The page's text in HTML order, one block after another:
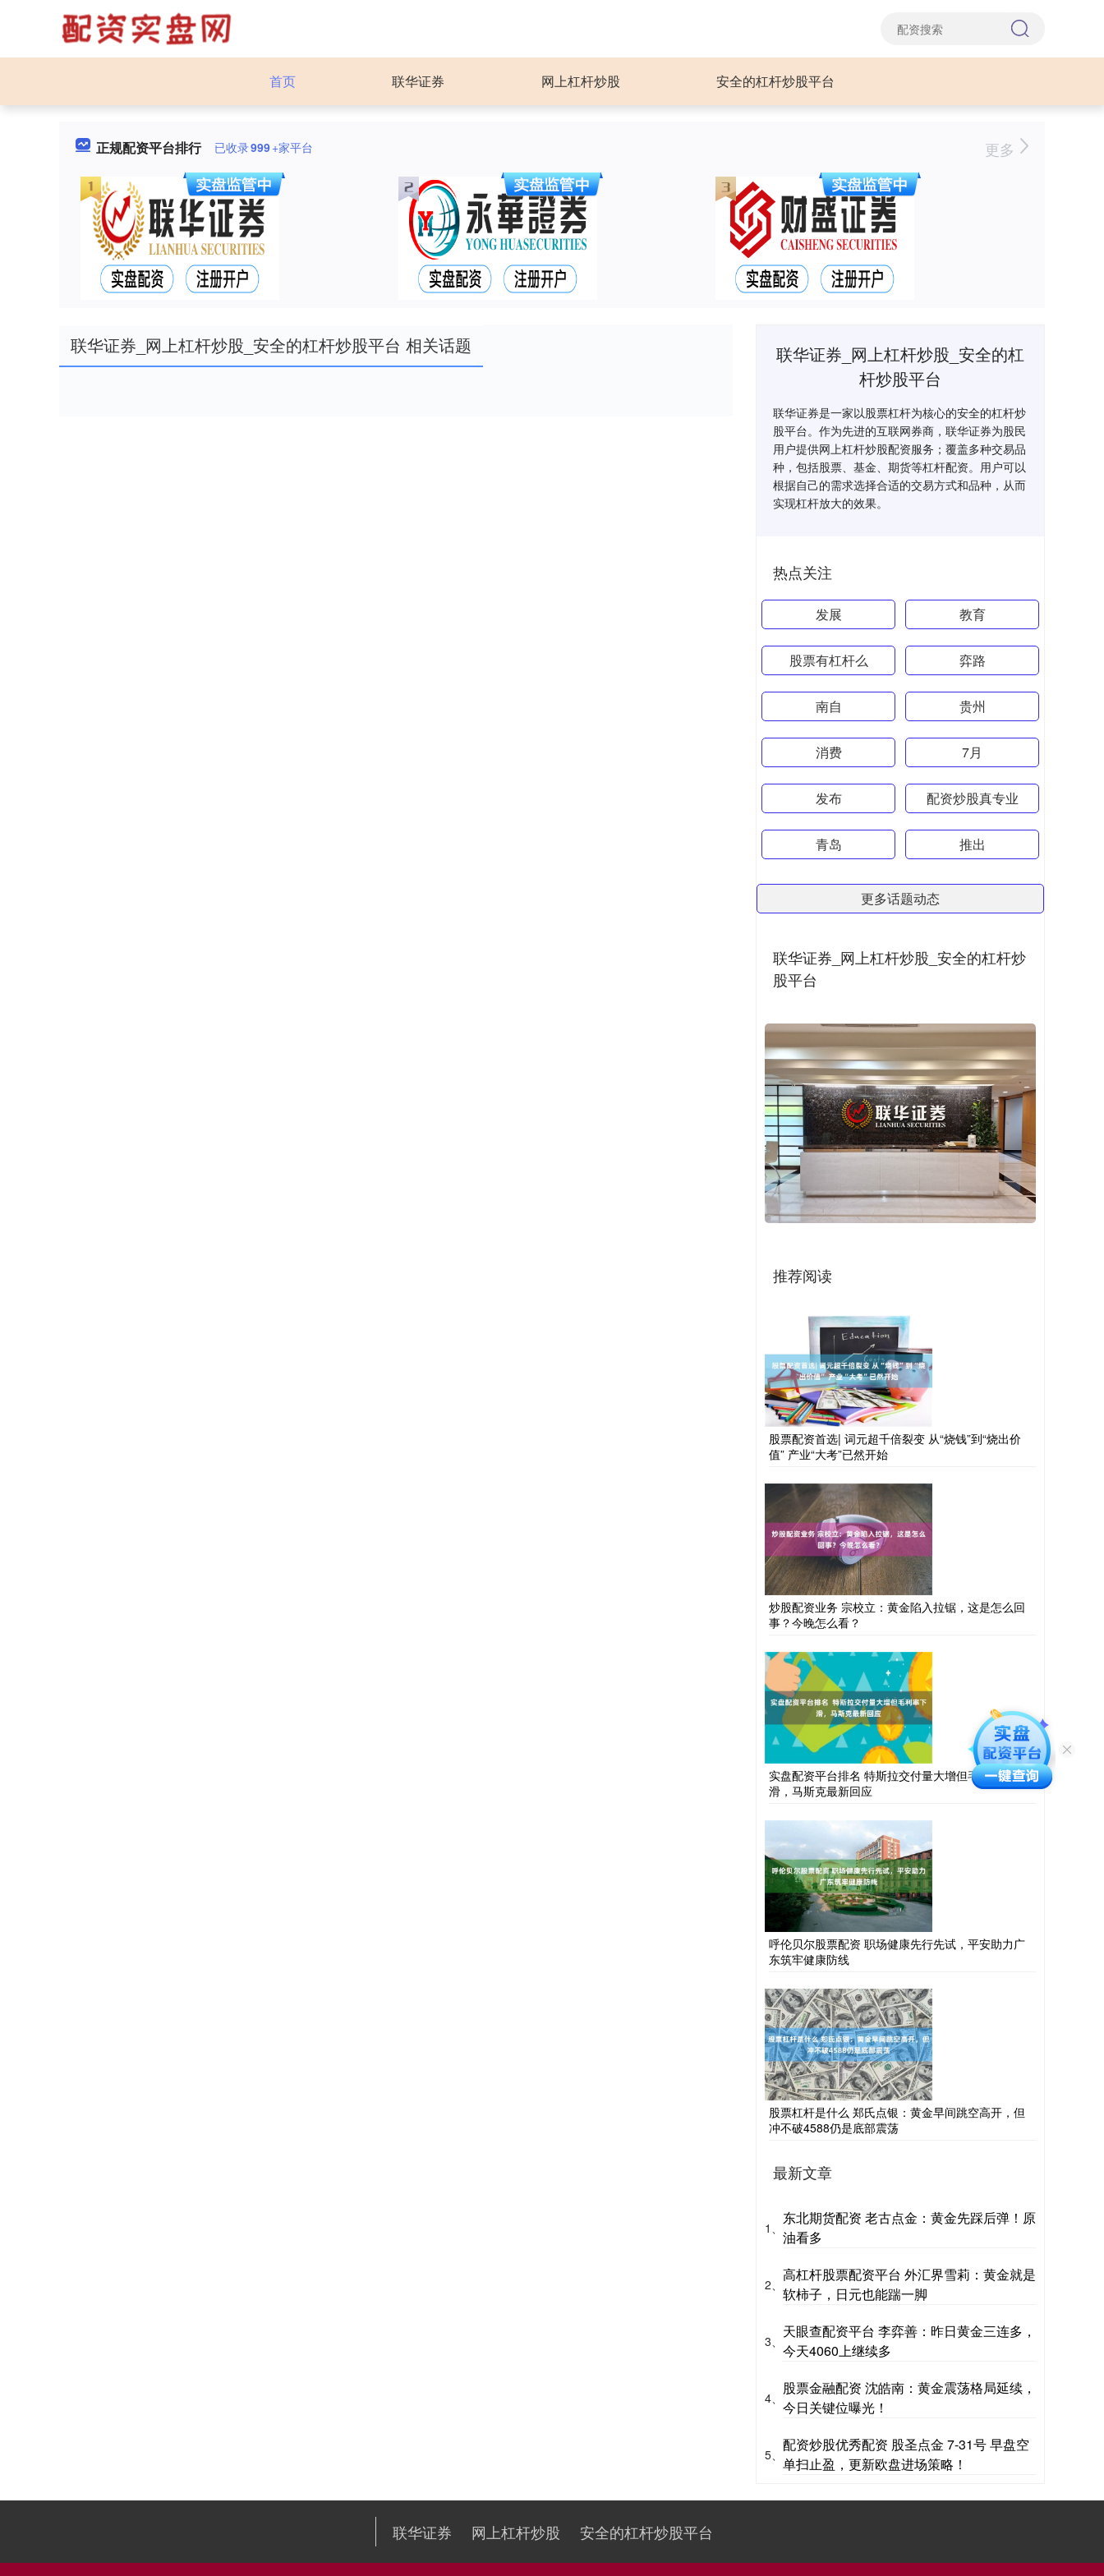
首页 联华证券 网上杠杆炒股 安全的杠杆炒股平台
正规配资平台排行 已收录999+家平台 更多
联华证券_网上杠杆炒股_安全的杠杆炒股平台 相关话题
联华证券_网上杠杆炒股_安全的杠
杆炒股平台
联华证券是一家以股票杠杆为核心的安全的杠杆炒
股平台。作为先进的互联网券商，联华证券为股民
用户提供网上杠杆炒股配资服务；覆盖多种交易品
种，包括股票、基金、期货等杠杆配资。用户可以
根据自己的需求选择合适的交易方式和品种，从而
实现杠杆放大的效果。
热点关注
发展 教育
股票有杠杆么 弈路
南自 贵州
消费 7月
发布 配资炒股真专业
青岛 推出
更多话题动态
联华证券_网上杠杆炒股_安全的杠杆炒
股平台
推荐阅读
股票配资首选| 词元超千倍裂变 从“烧钱”到“烧出价
值” 产业“大考”已然开始
炒股配资业务 宗校立：黄金陷入拉锯，这是怎么回
事？今晚怎么看？
实盘配资平台排名 特斯拉交付量大增但毛利率下
滑，马斯克最新回应
呼伦贝尔股票配资 职场健康先行先试，平安助力广
东筑牢健康防线
股票杠杆是什么 郑氏点银：黄金早间跳空高开，但
冲不破4588仍是底部震荡
最新文章
1、
东北期货配资 老古点金：黄金先踩后弹！原
油看多
2、
高杠杆股票配资平台 外汇界雪莉：黄金就是
软柿子，日元也能踹一脚
3、
天眼查配资平台 李弈善：昨日黄金三连多，
今天4060上继续多
4、
股票金融配资 沈皓南：黄金震荡格局延续，
今日关键位曝光！
5、
配资炒股优秀配资 股圣点金 7-31号 早盘空
单扫止盈，更新欧盘进场策略！
联华证券 网上杠杆炒股 安全的杠杆炒股平台